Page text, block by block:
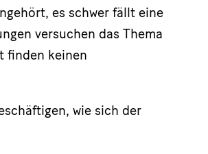
es schwer fällt eine
versuchen das Thema
finden keinen
wie sich der